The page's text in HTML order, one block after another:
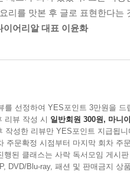
리를 맛본 후 글로 표현한다
이어리알 대표 이윤화
를 선정하여 YES포인트 3만원을 드
리뷰 작성 시 일반회원 300원, 마니
작성한 리뷰만 YES포인트 지급됩니
주문확정 시점부터 마지막 회차 주
행된 클래스는 사락 독서모임 게시
DVD/Blu-ray, 패션 및 판매금지 상